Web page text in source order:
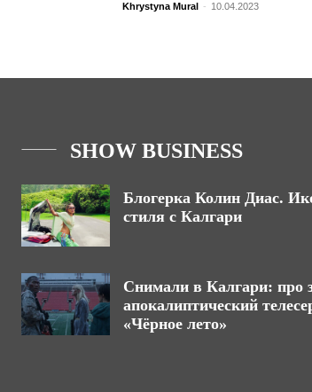
Khrystyna Mural - 10.04.2023
SHOW BUSINESS
Блогерка Колин Диас.
стиля с Калгари
Снимали в Калгари: про
апокалиптический
«Чёрное лето»